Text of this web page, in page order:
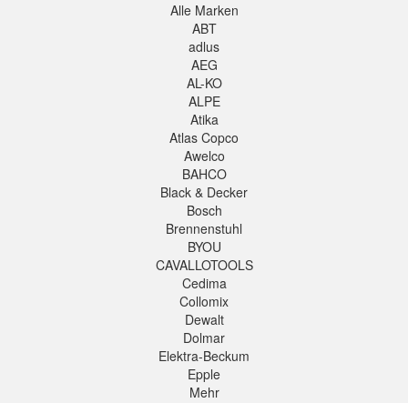
Alle Marken
ABT
adlus
AEG
AL-KO
ALPE
Atika
Atlas Copco
Awelco
BAHCO
Black & Decker
Bosch
Brennenstuhl
BYOU
CAVALLOTOOLS
Cedima
Collomix
Dewalt
Dolmar
Elektra-Beckum
Epple
Mehr